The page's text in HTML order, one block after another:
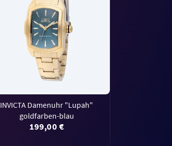
INVICTA Damenuhr "Lupah"
goldfarben-blau
199,00 €